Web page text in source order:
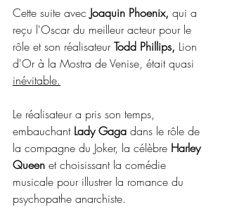
Cette suite avec Joaquin Phoenix, qui a
reçu l'Oscar du meilleur acteur pour le
rôle et son réalisateur Todd Phillips, Lion
d'Or à la Mostra de Venise, était quasi
inévitable.
Le réalisateur a pris son temps,
embauchant Lady Gaga dans le rôle de
la compagne du Joker, la célèbre Harley
Queen et choisissant la comédie
musicale pour illustrer la romance du
psychopathe anarchiste.